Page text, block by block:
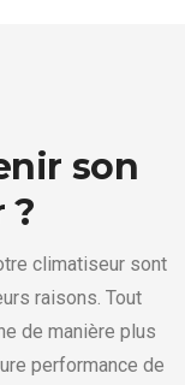
son
?
climatiseur sont
raisons. Tout
de manière plus
performance de